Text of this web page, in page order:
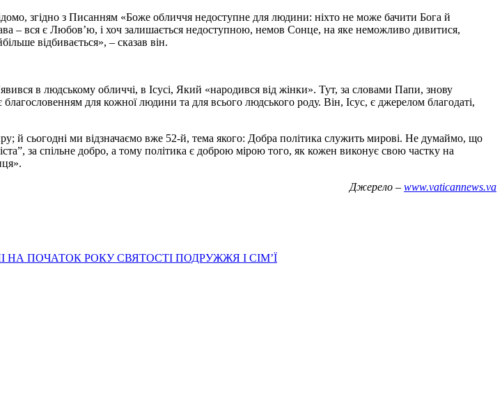
згідно з Писанням «Боже обличчя недоступне для людини: ніхто не може бачити Бога й
– вся є Любов’ю, і хоч залишається недоступною, немов Сонце, на яке неможливо дивитися,
відбивається», – сказав він.
в людському обличчі, в Ісусі, Який «народився від жінки». Тут, за словами Папи, знову
для кожної людини та для всього людського роду. Він, Ісус, є джерелом благодаті,
й сьогодні ми відзначаємо вже 52-й, тема якого: Добра політика служить мирові. Не думаймо, що
за спільне добро, а тому політика є доброю мірою того, як кожен виконує свою частку на
Джерело – www.vaticannews.va
ПОЧАТОК РОКУ СВЯТОСТІ ПОДРУЖЖЯ І СІМ’Ї